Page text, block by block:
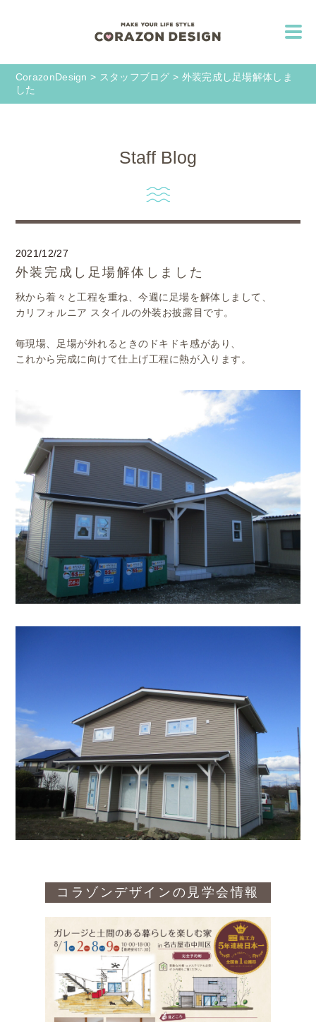
CorazonDesign > スタッフブログ > 外装完成し足場解体しま
した
Staff Blog
2021/12/27
外装完成し足場解体しました
秋から着々と工程を重ね、今週に足場を解体しまして、
カリフォルニア スタイルの外装お披露目です。
毎現場、足場が外れるときのドキドキ感があり、
これから完成に向けて仕上げ工程に熱が入ります。
コラゾンデザインの見学会情報